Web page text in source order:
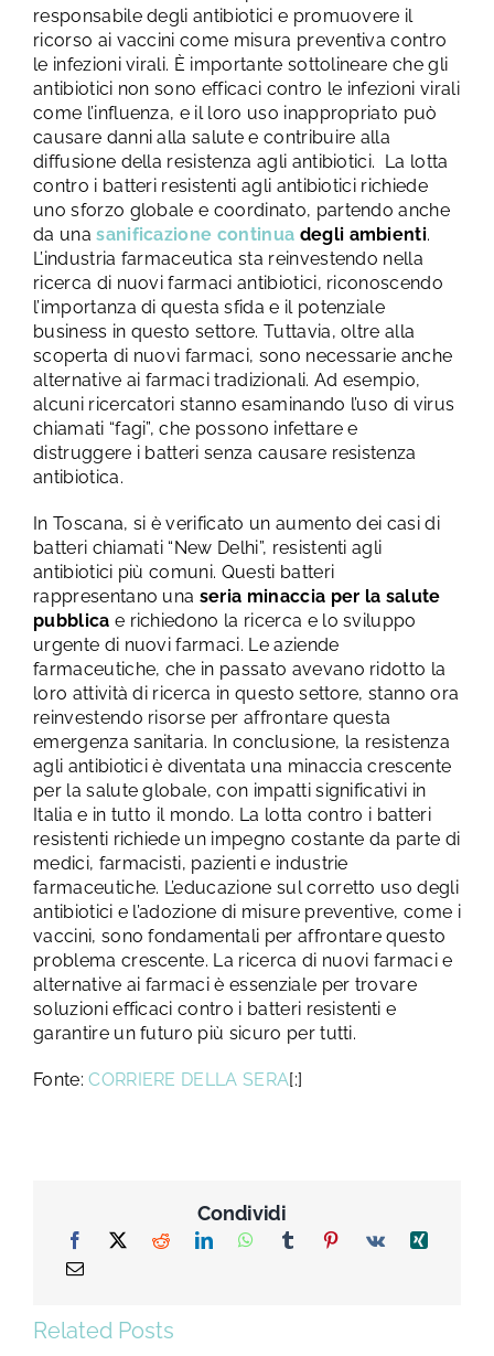
responsabile degli antibiotici e promuovere il
ricorso ai vaccini come misura preventiva contro
le infezioni virali. È importante sottolineare che gli
antibiotici non sono efficaci contro le infezioni virali
come l’influenza, e il loro uso inappropriato può
causare danni alla salute e contribuire alla
diffusione della resistenza agli antibiotici. La lotta
contro i batteri resistenti agli antibiotici richiede
uno sforzo globale e coordinato, partendo anche
da unasanificazione continua degli ambienti.
L’industria farmaceutica sta reinvestendo nella
ricerca di nuovi farmaci antibiotici, riconoscendo
l’importanza di questa sfida e il potenziale
business in questo settore. Tuttavia, oltre alla
scoperta di nuovi farmaci, sono necessarie anche
alternative ai farmaci tradizionali. Ad esempio,
alcuni ricercatori stanno esaminando l’uso di virus
chiamati “fagi”, che possono infettare e
distruggere i batteri senza causare resistenza
antibiotica.
In Toscana, si è verificato un aumento dei casi di
batteri chiamati “New Delhi”, resistenti agli
antibiotici più comuni. Questi batteri
rappresentano una seria minaccia per la salute
pubblica e richiedono la ricerca e lo sviluppo
urgente di nuovi farmaci. Le aziende
farmaceutiche, che in passato avevano ridotto la
loro attività di ricerca in questo settore, stanno ora
reinvestendo risorse per affrontare questa
emergenza sanitaria. In conclusione, la resistenza
agli antibiotici è diventata una minaccia crescente
per la salute globale, con impatti significativi in
Italia e in tutto il mondo. La lotta contro i batteri
resistenti richiede un impegno costante da parte di
medici, farmacisti, pazienti e industrie
farmaceutiche. L’educazione sul corretto uso degli
antibiotici e l’adozione di misure preventive, come i
vaccini, sono fondamentali per affrontare questo
problema crescente. La ricerca di nuovi farmaci e
alternative ai farmaci è essenziale per trovare
soluzioni efficaci contro i batteri resistenti e
garantire un futuro più sicuro per tutti.
Fonte:CORRIERE DELLA SERA[:]
Condividi
Related Posts